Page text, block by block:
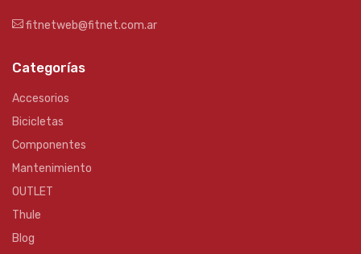
fitnetweb@fitnet.com.ar
Categorías
Accesorios
Bicicletas
Componentes
Mantenimiento
OUTLET
Thule
Blog